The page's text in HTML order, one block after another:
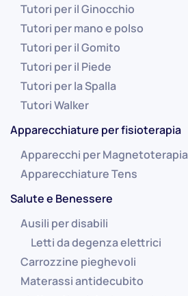
Tutori per il Ginocchio
Tutori per mano e polso
Tutori per il Gomito
Tutori per il Piede
Tutori per la Spalla
Tutori Walker
Apparecchiature per fisioterapia
Apparecchi per Magnetoterapia
Apparecchiature Tens
Salute e Benessere
Ausili per disabili
Letti da degenza elettrici
Carrozzine pieghevoli
Materassi antidecubito